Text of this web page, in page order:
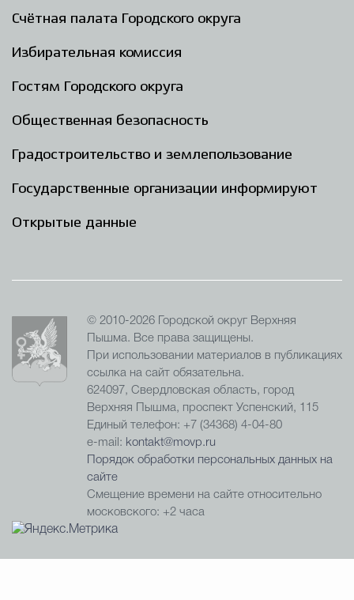
Счётная палата Городского округа
Избирательная комиссия
Гостям Городского округа
Общественная безопасность
Градостроительство и землепользование
Государственные организации информируют
Открытые данные
© 2010-2026 Городской округ Верхняя
Пышма. Все права защищены.
При использовании материалов в публикациях
ссылка на сайт обязательна.
624097, Свердловская область, город
Верхняя Пышма, проспект Успенский, 115
Единый телефон: +7 (34368) 4-04-80
e-mail: kontakt@movp.ru
Порядок обработки персональных данных на
сайте
Смещение времени на сайте относительно
московского: +2 часа